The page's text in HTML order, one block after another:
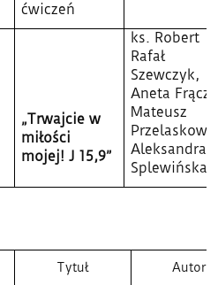
ćwiczeń
„Trwajcie w
miłości
mojej! J 15,9”
ks. Robert
Rafał
Szewczyk,
Aneta
Mateusz
Aleksandra
Splewińska
Tytuł Autor